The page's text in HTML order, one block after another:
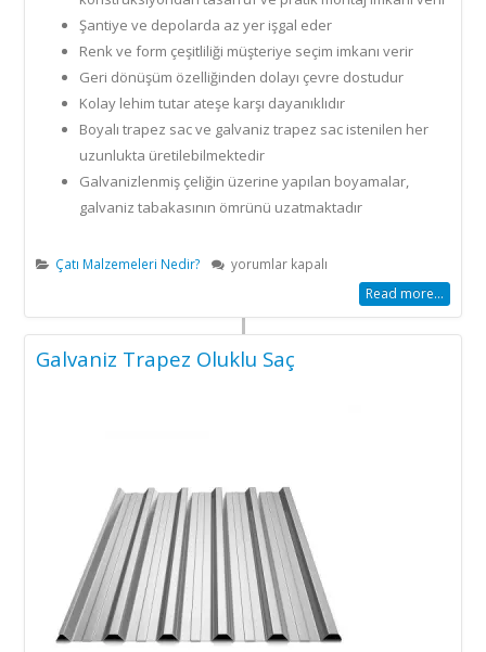
Şantiye ve depolarda az yer işgal eder
Renk ve form çeşitliliği müşteriye seçim imkanı verir
Geri dönüşüm özelliğinden dolayı çevre dostudur
Kolay lehim tutar ateşe karşı dayanıklıdır
Boyalı trapez sac ve galvaniz trapez sac istenilen her
uzunlukta üretilebilmektedir
Galvanizlenmiş çeliğin üzerine yapılan boyamalar,
galvaniz tabakasının ömrünü uzatmaktadır
Çatı Malzemeleri Nedir?
Boyalı
için
yorumlar kapalı
Read more...
Galvaniz Trapez Oluklu Saç